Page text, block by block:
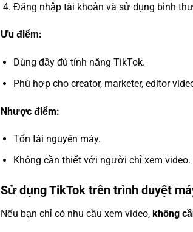
Đăng nhập tài khoản và sử dụng bình
Ưu điểm:
Dùng đầy đủ tính năng TikTok.
Phù hợp cho creator, marketer, editor
Nhược điểm:
Tốn tài nguyên máy.
Không cần thiết với người chỉ xem video.
Sử dụng TikTok trên trình duyệt
Nếu bạn chỉ có nhu cầu xem video, không